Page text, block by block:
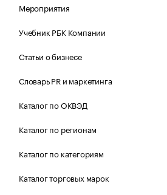
Мероприятия
Учебник РБК Компании
Статьи о бизнесе
Словарь PR и маркетинга
Каталог по ОКВЭД
Каталог по регионам
Каталог по категориям
Каталог торговых марок